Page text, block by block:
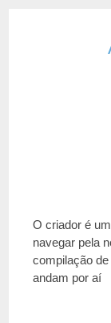
O criador é
navegar pela
compilação
andam por aí